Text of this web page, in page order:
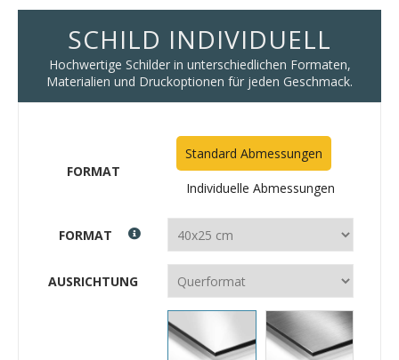
SCHILD INDIVIDUELL
Hochwertige Schilder in unterschiedlichen Formaten,
Materialien und Druckoptionen für jeden Geschmack.
FORMAT
Standard Abmessungen
Individuelle Abmessungen
FORMAT
AUSRICHTUNG